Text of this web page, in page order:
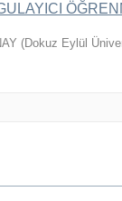
(Dokuz Eylül